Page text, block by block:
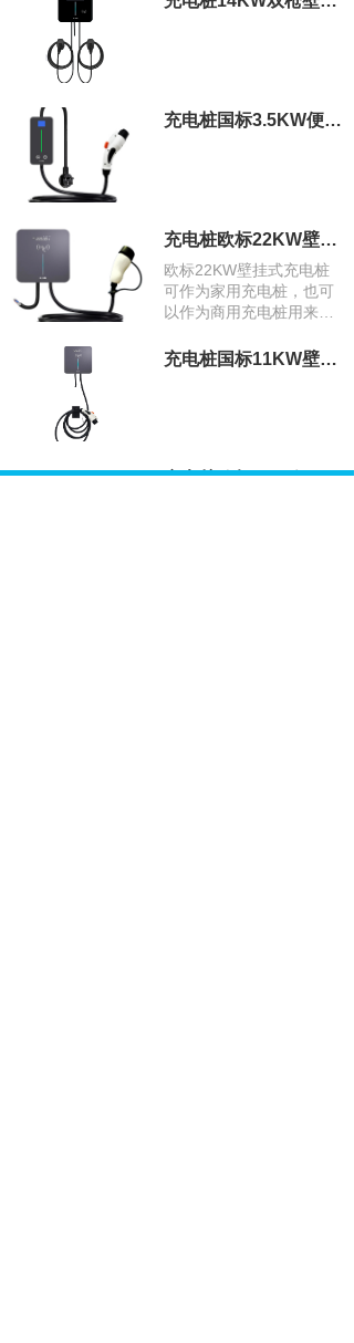
充电桩国标3.5KW便携式充电桩
充电桩欧标22KW壁挂式充电桩
欧标22KW壁挂式充电桩
可作为家用充电桩，也可
以作为商用充电桩用来运
充电桩国标11KW壁挂式充电桩
充电桩欧标7KW便携式充电桩